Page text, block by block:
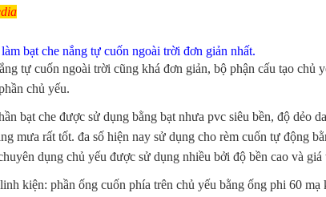
bạt che nắng tự cuốn ngoài trời đơn giản nhất.
tự cuốn ngoài trời cũng khá đơn giản, bộ phận cấu tạo chủ
chủ yếu.
bạt che được sử dụng bằng bạt nhưa pvc siêu bền, độ dẻo
mưa rất tốt. đa số hiện nay sử dụng cho rèm cuốn tự động
dụng chủ yếu được sử dụng nhiều bởi độ bền cao và giá
kiện: phần ống cuốn phía trên chủ yếu bằng ống phi 60